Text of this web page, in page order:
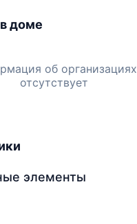
доме
об организациях
отсутствует
элементы